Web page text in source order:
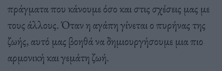
πράγματα που κάνουμε όσο και στις σχέσεις μας με
τους άλλους. Όταν η αγάπη γίνεται ο πυρήνας της
ζωής, αυτό μας βοηθά να δημιουργήσουμε μια πιο
αρμονική και γεμάτη ζωή.